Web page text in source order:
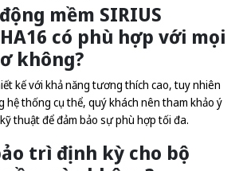
mềm SIRIUS
có phù hợp với mọi
không?
kế với khả năng tương thích cao, tuy nhiên
hệ thống cụ thể, quý khách nên tham khảo ý
thuật để đảm bảo sự phù hợp tối đa.
trì định kỳ cho bộ